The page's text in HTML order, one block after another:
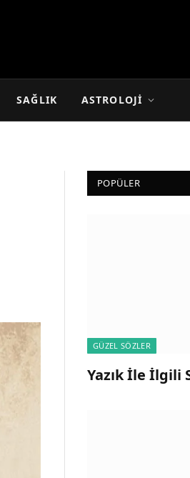
SAĞLIK ASTROLOJI
POPÜLER
GÜZEL SÖZLER
Yazık İle İlgili